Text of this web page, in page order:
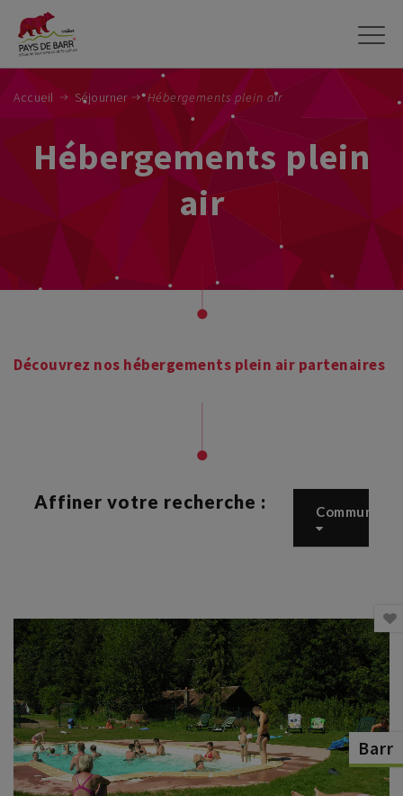
Accueil Séjourner Hébergements plein air
Hébergements plein
air
Découvrez nos hébergements plein air partenaires
Affiner votre recherche : Commune
Barr